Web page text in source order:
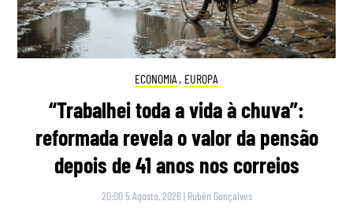
ECONOMIA , EUROPA
“Trabalhei toda a vida à chuva”:
reformada revela o valor da pensão
depois de 41 anos nos correios
20:00 5 Agosto, 2026 | Rubén Gonçalves